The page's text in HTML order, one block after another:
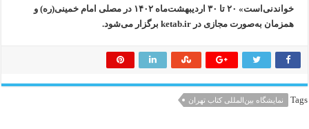
خواندنی‌است» ۲۰ تا ۳۰ اردیبهشت‌ماه ۱۴۰۲ در مصلی امام خمینی‌(ره) و
همزمان به‌صورت مجازی در ketab.ir برگزار می‌شود.
Tags نمایشگاه بین‌المللی کتاب تهران